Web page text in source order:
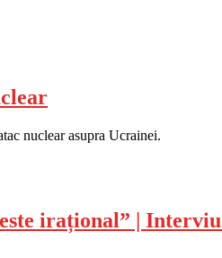
nuclear asupra Ucrainei.
irațional” |